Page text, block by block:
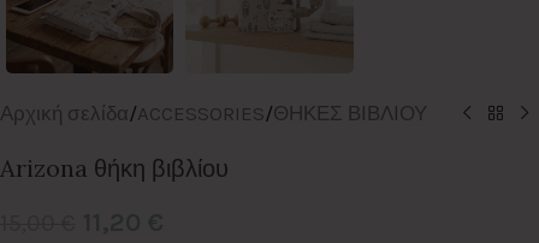
Αρχική σελίδα/ACCESSORIES/ΘΗΚΕΣ ΒΙΒΛΙΟΥ
Arizona θήκη βιβλίου